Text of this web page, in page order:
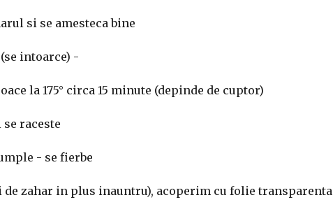
si se amesteca bine
intoarce) -
la 175° circa 15 minute (depinde de cuptor)
raceste
- se fierbe
zahar in plus inauntru), acoperim cu folie transparenta